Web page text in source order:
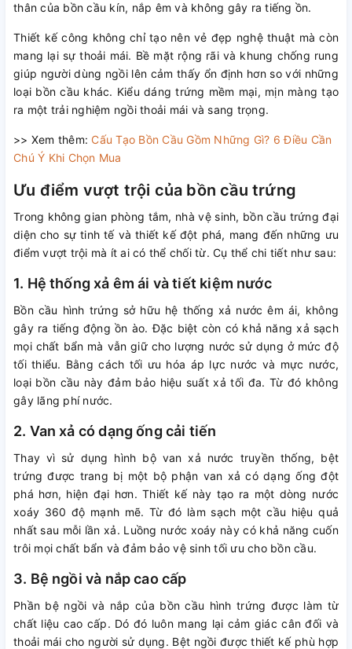
thân của bồn cầu kín, nắp êm và không gây ra tiếng ồn.
Thiết kế công không chỉ tạo nên vẻ đẹp nghệ thuật mà còn
mang lại sự thoải mái. Bề mặt rộng rãi và khung chống rung
giúp người dùng ngồi lên cảm thấy ổn định hơn so với những
loại bồn cầu khác. Kiểu dáng trứng mềm mại, mịn màng tạo
ra một trải nghiệm ngồi thoải mái và sang trọng.
>> Xem thêm: Cấu Tạo Bồn Cầu Gồm Những Gì? 6 Điều Cần
Chú Ý Khi Chọn Mua
Ưu điểm vượt trội của bồn cầu trứng
Trong không gian phòng tắm, nhà vệ sinh, bồn cầu trứng đại
diện cho sự tinh tế và thiết kế đột phá, mang đến những ưu
điểm vượt trội mà ít ai có thể chối từ. Cụ thể chi tiết như sau:
1. Hệ thống xả êm ái và tiết kiệm nước
Bồn cầu hình trứng sở hữu hệ thống xả nước êm ái, không
gây ra tiếng động ồn ào. Đặc biệt còn có khả năng xả sạch
mọi chất bẩn mà vẫn giữ cho lượng nước sử dụng ở mức độ
tối thiểu. Bằng cách tối ưu hóa áp lực nước và mực nước,
loại bồn cầu này đảm bảo hiệu suất xả tối đa. Từ đó không
gây lãng phí nước.
2. Van xả có dạng ống cải tiến
Thay vì sử dụng hình bộ van xả nước truyền thống, bệt
trứng được trang bị một bộ phận van xả có dạng ống đột
phá hơn, hiện đại hơn. Thiết kế này tạo ra một dòng nước
xoáy 360 độ mạnh mẽ. Từ đó làm sạch một cầu hiệu quả
nhất sau mỗi lần xả. Luồng nước xoáy này có khả năng cuốn
trôi mọi chất bẩn và đảm bảo vệ sinh tối ưu cho bồn cầu.
3. Bệ ngồi và nắp cao cấp
Phần bệ ngồi và nắp của bồn cầu hình trứng được làm từ
chất liệu cao cấp. Dó đó luôn mang lại cảm giác cân đối và
thoải mái cho người sử dụng. Bệt ngồi được thiết kế phù hợp